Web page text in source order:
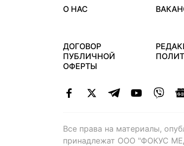
О НАС
ДОГОВОР
ПУБЛИЧНОЙ
ОФЕРТЫ
Все права на материалы,
принадлежат ООО "ФОКУС